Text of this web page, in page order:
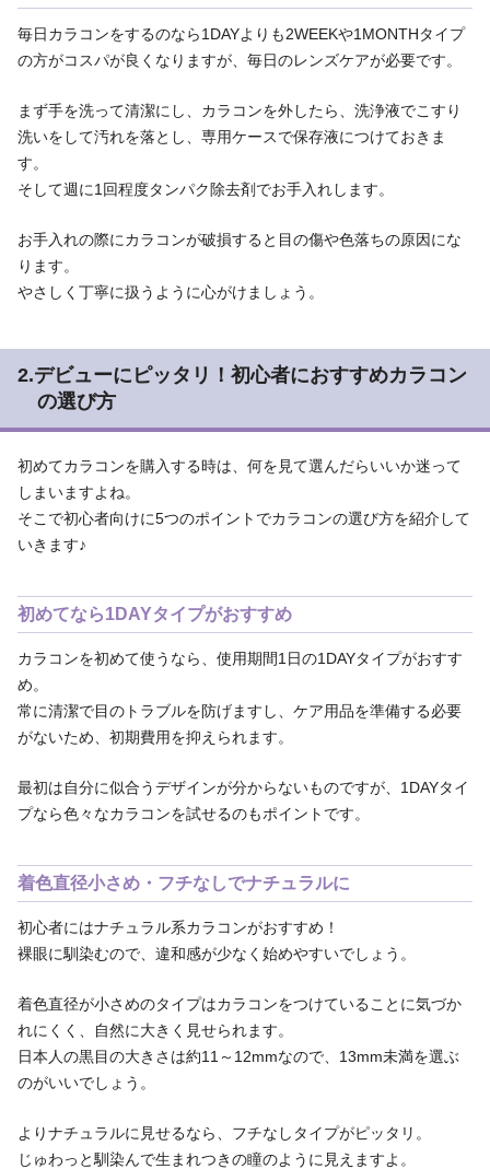
毎日カラコンをするのなら1DAYよりも2WEEKや1MONTHタイプ
の方がコスパが良くなりますが、毎日のレンズケアが必要です。
まず手を洗って清潔にし、カラコンを外したら、洗浄液でこすり
洗いをして汚れを落とし、専用ケースで保存液につけておきま
す。
そして週に1回程度タンパク除去剤でお手入れします。
お手入れの際にカラコンが破損すると目の傷や色落ちの原因にな
ります。
やさしく丁寧に扱うように心がけましょう。
2.デビューにピッタリ！初心者におすすめカラコン
の選び方
初めてカラコンを購入する時は、何を見て選んだらいいか迷って
しまいますよね。
そこで初心者向けに5つのポイントでカラコンの選び方を紹介して
いきます♪
初めてなら1DAYタイプがおすすめ
カラコンを初めて使うなら、使用期間1日の1DAYタイプがおすす
め。
常に清潔で目のトラブルを防げますし、ケア用品を準備する必要
がないため、初期費用を抑えられます。
最初は自分に似合うデザインが分からないものですが、1DAYタイ
プなら色々なカラコンを試せるのもポイントです。
着色直径小さめ・フチなしでナチュラルに
初心者にはナチュラル系カラコンがおすすめ！
裸眼に馴染むので、違和感が少なく始めやすいでしょう。
着色直径が小さめのタイプはカラコンをつけていることに気づか
れにくく、自然に大きく見せられます。
日本人の黒目の大きさは約11～12mmなので、13mm未満を選ぶ
のがいいでしょう。
よりナチュラルに見せるなら、フチなしタイプがピッタリ。
じゅわっと馴染んで生まれつきの瞳のように見えますよ。